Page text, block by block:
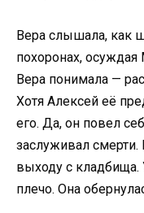
Вера слышала, как
похоронах, осуждая
Вера понимала —
Хотя Алексей её
его. Да, он повел
заслуживал смерти.
выходу с кладбища.
плечо. Она